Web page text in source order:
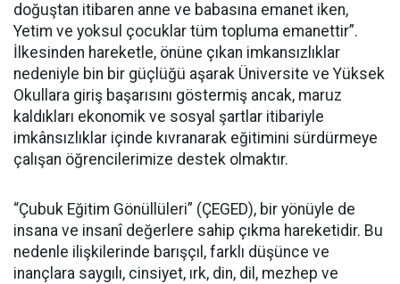
doğuştan itibaren anne ve babasına emanet iken,
Yetim ve yoksul çocuklar tüm topluma emanettir”.
İlkesinden hareketle, önüne çıkan imkansızlıklar
nedeniyle bin bir güçlüğü aşarak Üniversite ve Yüksek
Okullara giriş başarısını göstermiş ancak, maruz
kaldıkları ekonomik ve sosyal şartlar itibariyle
imkânsızlıklar içinde kıvranarak eğitimini sürdürmeye
çalışan öğrencilerimize destek olmaktır.
“Çubuk Eğitim Gönüllüleri” (ÇEGED), bir yönüyle de
insana ve insanî değerlere sahip çıkma hareketidir. Bu
nedenle ilişkilerinde barışçıl, farklı düşünce ve
inançlara saygılı, cinsiyet, ırk, din, dil, mezhep ve